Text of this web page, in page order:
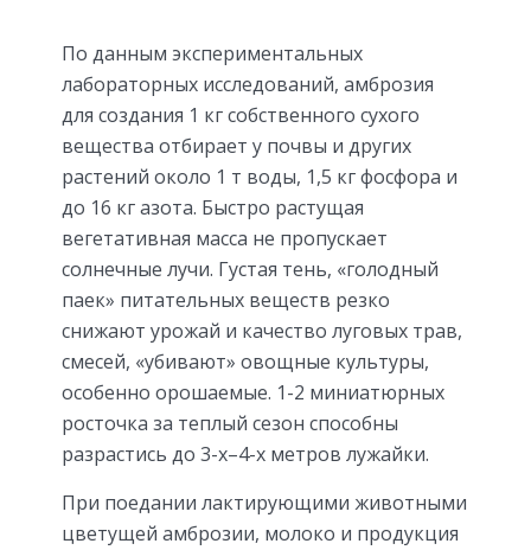
По данным экспериментальных
лабораторных исследований, амброзия
для создания 1 кг собственного сухого
вещества отбирает у почвы и других
растений около 1 т воды, 1,5 кг фосфора и
до 16 кг азота. Быстро растущая
вегетативная масса не пропускает
солнечные лучи. Густая тень, «голодный
паек» питательных веществ резко
снижают урожай и качество луговых трав,
смесей, «убивают» овощные культуры,
особенно орошаемые. 1-2 миниатюрных
росточка за теплый сезон способны
разрастись до 3-х–4-х метров лужайки.
При поедании лактирующими животными
цветущей амброзии, молоко и продукция